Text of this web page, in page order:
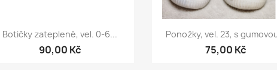
Rychlý náhled
Botičky zateplené, vel. 0-6...
90,00 Kč
Rychlý náhled
Ponožky, vel. 23, s
75,00 Kč